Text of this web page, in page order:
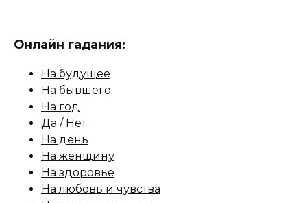
Онлайн гадания:
На будущее
На бывшего
На год
Да / Нет
На день
На женщину
На здоровье
На любовь и чувства